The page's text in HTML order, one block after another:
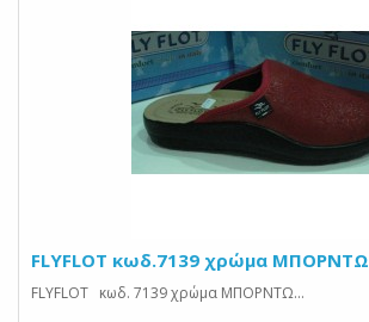
FLYFLOT κωδ.7139 χρώμα ΜΠΟΡΝΤΩ
FLYFLOT κωδ. 7139 χρώμα ΜΠΟΡΝΤΩ...